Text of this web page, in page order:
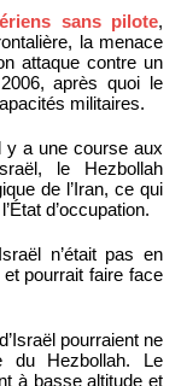
sans pilote,
la menace
attaque contre un
après quoi le
militaires.
y a une course aux
le Hezbollah
de l’Iran, ce qui
d’occupation.
n’était pas en
pourrait faire face
pourraient ne
Hezbollah. Le
à basse altitude et